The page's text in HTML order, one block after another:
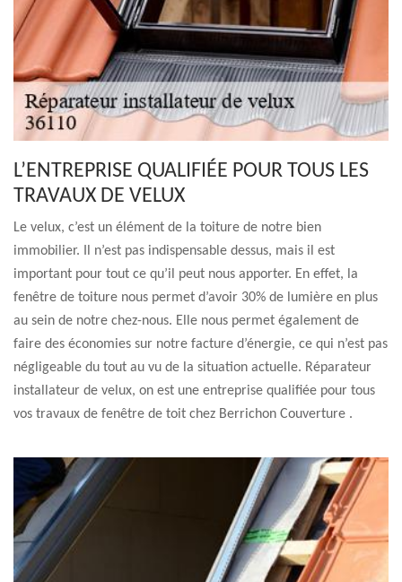
L’ENTREPRISE QUALIFIÉE POUR TOUS LES
TRAVAUX DE VELUX
Le velux, c’est un élément de la toiture de notre bien
immobilier. Il n’est pas indispensable dessus, mais il est
important pour tout ce qu’il peut nous apporter. En effet, la
fenêtre de toiture nous permet d’avoir 30% de lumière en plus
au sein de notre chez-nous. Elle nous permet également de
faire des économies sur notre facture d’énergie, ce qui n’est pas
négligeable du tout au vu de la situation actuelle. Réparateur
installateur de velux, on est une entreprise qualifiée pour tous
vos travaux de fenêtre de toit chez Berrichon Couverture .